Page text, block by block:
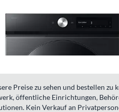
Preise zu sehen und bestellen zu
öffentliche Einrichtungen,
Kein Verkauf an